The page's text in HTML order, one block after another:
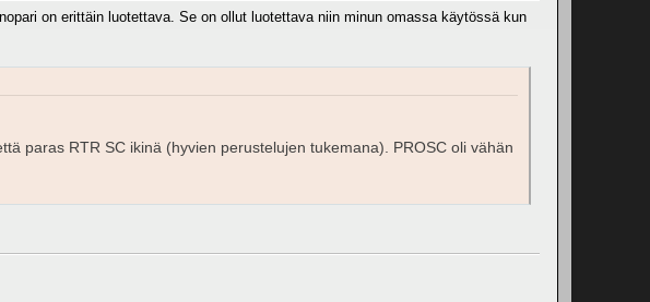
on erittäin luotettava. Se on ollut luotettava niin minun omassa käytössä kun
paras RTR SC ikinä (hyvien perustelujen tukemana). PROSC oli vähän